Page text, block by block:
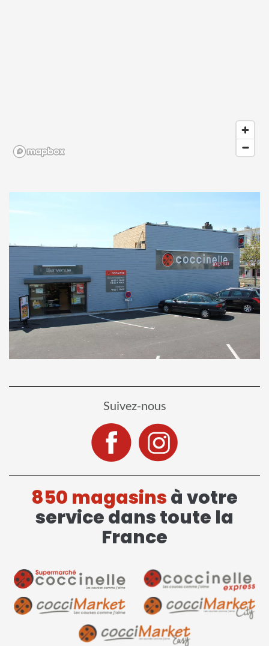
Suivez-nous
850 magasinsà votre
service dans toute la
France